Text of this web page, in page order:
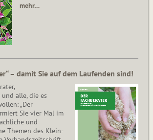
mehr…
– damit Sie auf dem Laufenden sind!
alle, die es
„Der
Sie vier Mal im
und
Themen des Klein­